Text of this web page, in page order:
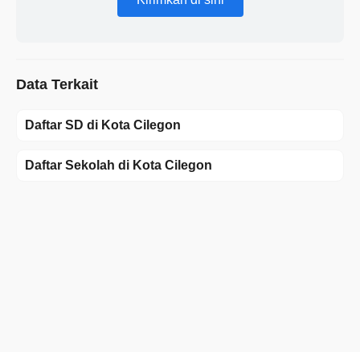
Data Terkait
Daftar SD di Kota Cilegon
Daftar Sekolah di Kota Cilegon